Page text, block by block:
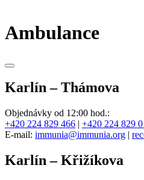
Ambulance
Karlín – Thámova
Objednávky od 12:00 hod.:
+420 224 829 466 | +420 224 829
E-mail: immunia@immunia.org |
Karlín – Křižíkova